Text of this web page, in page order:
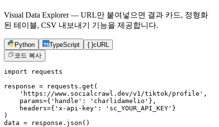
Visual Data Explorer — URL만 붙여넣으면 결과 카드, 정형화
된 테이블, CSV 내보내기 기능을 제공합니다.
Python TypeScript { }cURL
코드 복사
import requests
response = requests.get(
    'https://www.socialcrawl.dev/v1/tiktok/profile',
    params={'handle': 'charlidamelio'},
    headers={'x-api-key': 'sc_YOUR_API_KEY'}
)
data = response.json()